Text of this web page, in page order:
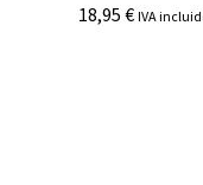
18,95€ IVA